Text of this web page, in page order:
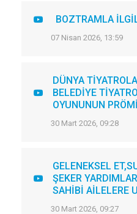
BOZTRAMLA
07 Nisan 2026, 13:59
DÜNYA
BELEDİYE
OYUNUNUN
30 Mart 2026, 09:28
GELENEKSEL
ŞEKER
SAHİBİ AİLELERE
30 Mart 2026, 09:27